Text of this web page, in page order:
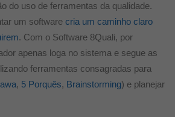
do uso de ferramentas da qualidade.
um software cria um caminho claro
. Com o Software 8Quali, por
apenas loga no sistema e segue as
ferramentas consagradas para
, 5 Porquês, Brainstorming) e planejar